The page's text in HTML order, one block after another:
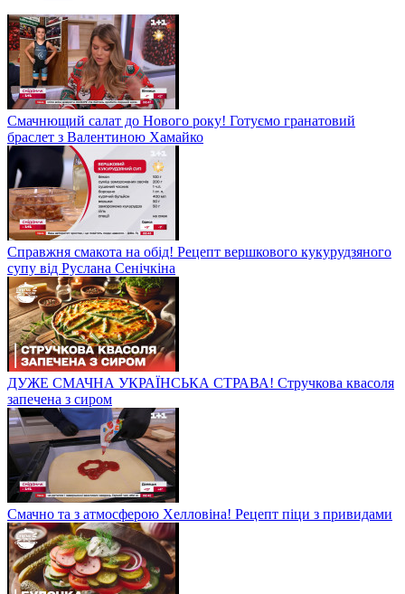
Смачнющий салат до Нового року! Готуємо гранатовий
браслет з Валентиною Хамайко
Справжня смакота на обід! Рецепт вершкового кукурудзяного
супу від Руслана Сенічкіна
ДУЖЕ СМАЧНА УКРАЇНСЬКА СТРАВА! Стручкова квасоля
запечена з сиром
Смачно та з атмосферою Хелловіна! Рецепт піци з привидами